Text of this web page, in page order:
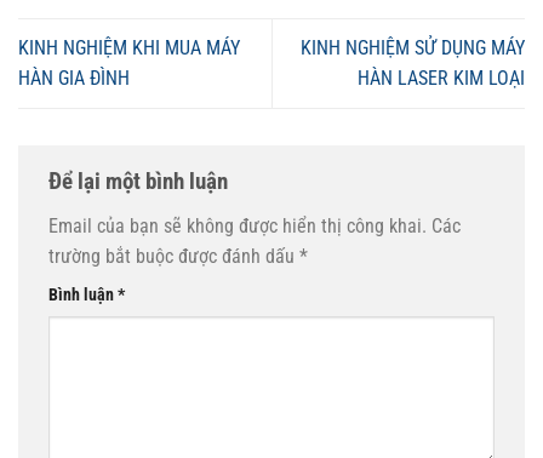
KINH NGHIỆM KHI MUA MÁY
HÀN GIA ĐÌNH
KINH NGHIỆM SỬ DỤNG MÁY
HÀN LASER KIM LOẠI
Để lại một bình luận
Email của bạn sẽ không được hiển thị công khai. Các
trường bắt buộc được đánh dấu *
Bình luận*